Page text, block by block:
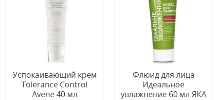
Успокаивающий крем
Tolerance Control
Avene 40 мл
Флюид для лица
Идеальное
увлажнение 60 мл ЯКА